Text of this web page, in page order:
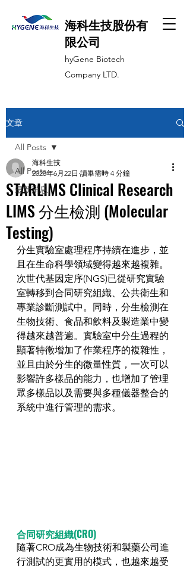
海科生技股份有
限公司
hyGene Biotech
Company LTD.
文章
All Posts
最新消息
All Posts
STARLIMS Clinical Research
LIMS 分生檢測 (Molecular
Testing)
海科生技
2020年6月22日 讀畢需時 4 分鐘
分生實驗室處理程序持續在進步，並
且在生命科學領域變得越來越複雜。
次世代基因定序(NGS)已從研究實驗
室轉移到合同研究組織、公共衛生和
專業診斷測試中。同時，分生檢測在
生物技術、食品和飲料及製造業中變
得越來越普遍。實驗室中分生過程的
顯著特徵增加了作業程序的複雜性，
並且由於分生的微量性質，一次可以
影響許多樣品的能力，也增加了管理
眾多樣品以及需要與多種儀器整合的
系統中進行管理的需求。
合同研究組織(CRO)
隨著CRO成為生物技術和製藥公司進
行測試的更實用的模式，也越來越受